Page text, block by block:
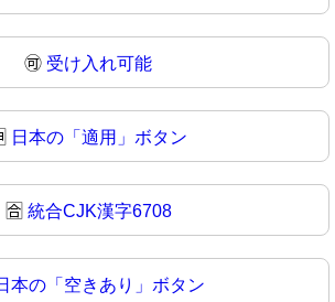
🉑 受け入れ可能
日本の「適用」ボタン
🈴 統合CJK漢字6708
本の「空きあり」ボタン